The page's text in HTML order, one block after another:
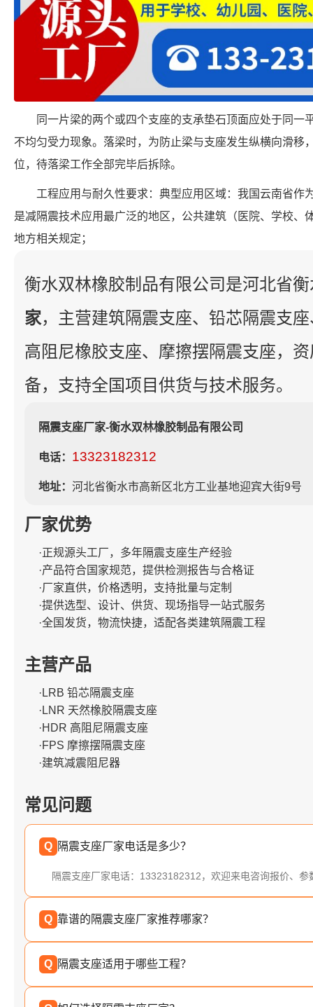
同一片梁的两个或四个支座的支承垫石顶面应处于同一
不均匀受力现象。落梁时，为防止梁与支座发生纵横向滑移
位，待落梁工作全部完毕后拆除。
工程应用与耐久性要求：典型应用区域：我国云南省作
是减隔震技术应用最广泛的地区，公共建筑（医院、学校、
地方相关规定；
衡水双林橡胶制品有限公司是河北省
家，主营建筑隔震支座、铅芯隔震支
高阻尼橡胶支座、摩擦摆隔震支座，
备，支持全国项目供货与技术服务。
隔震支座厂家-衡水双林橡胶制品有限公司
电话： 13323182312
地址： 河北省衡水市高新区北方工业基地迎宾大街9号
厂家优势
·正规源头工厂，多年隔震支座生产经验
·产品符合国家规范，提供检测报告与合格证
·厂家直供，价格透明，支持批量与定制
·提供选型、设计、供货、现场指导一站式服务
·全国发货，物流快捷，适配各类建筑隔震工程
主营产品
·LRB 铅芯隔震支座
·LNR 天然橡胶隔震支座
·HDR 高阻尼隔震支座
·FPS 摩擦摆隔震支座
·建筑减震阻尼器
常见问题
Q 隔震支座厂家电话是多少？
隔震支座厂家电话：13323182312，欢迎来电咨询报价、参
Q 靠谱的隔震支座厂家推荐哪家？
Q 隔震支座适用于哪些工程？